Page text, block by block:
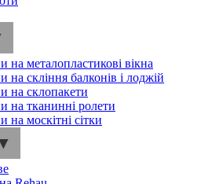
на металопластикові вікна
на скління балконів і лоджій
на склопакети
на тканинні ролети
на москітні сітки